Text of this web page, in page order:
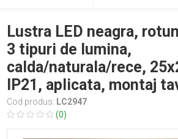
Lustra LED neagra,
3 tipuri de lumina,
calda/naturala/rece,
IP21, aplicata, montaj
Cod produs: LC2947
(0)